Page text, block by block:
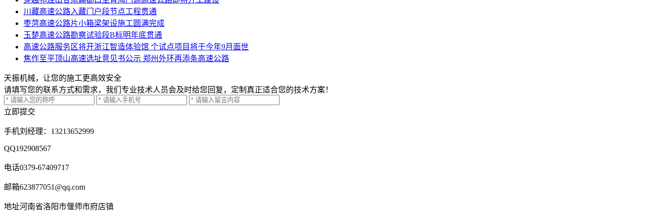
川藏高速公路入藏门户段节点工程贯通
枣菏高速公路片小箱梁架设施工圆满完成
玉楚高速公路勘察试验段B标明年底贯通
高速公路服务区将开浙江智造体验馆 个试点项目将于今年9月面世
焦作至平顶山高速选址意见书公示 郑州外环再添条高速公路
天振机械，让您的施工更高效安全
请填写您的联系方式和需求，我们专业技术人员会及时给您回复，定制真正适合您的技术方案！
立即提交
手机刘经理：13213652999
QQ192908567
电话0379-67409717
邮箱623877051@qq.com
地址河南省洛阳市偃师市府店镇